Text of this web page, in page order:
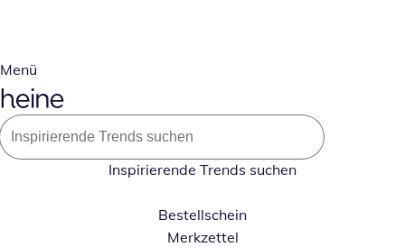
Menü
Inspirierende Trends suchen
Bestellschein
Merkzettel